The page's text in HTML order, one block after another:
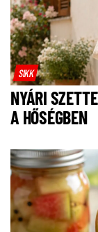
SIKK
NYÁRI
A HŐSÉGBEN